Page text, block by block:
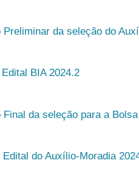
da seleção do
BIA 2024.2
da seleção para a
do Auxílio-Moradia